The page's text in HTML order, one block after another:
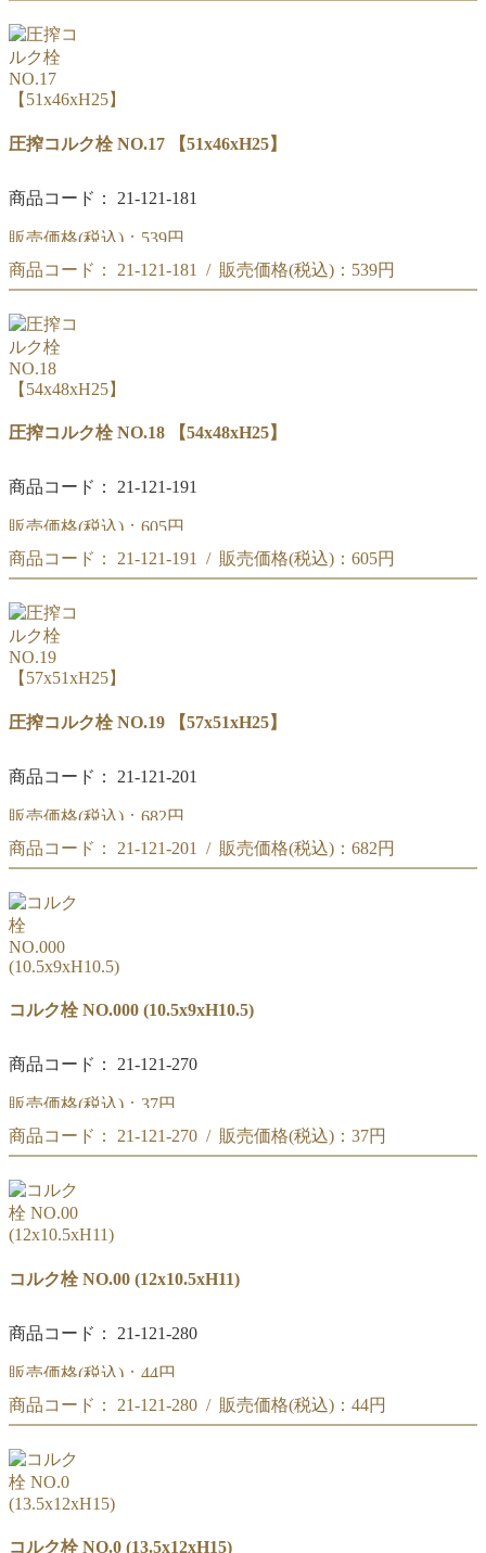
圧搾コルク栓 NO.16
【48x44xH25】
圧搾コルク栓 NO.17 【51x46xH25】
商品コード： 21-121-181
販売価格(税込)： 539円
圧搾コルク栓 NO.17
商品コード： 21-121-181 / 販売価格(税込)： 539円
圧搾コルク栓 NO.17
【51x46xH25】
圧搾コルク栓 NO.18 【54x48xH25】
商品コード： 21-121-191
販売価格(税込)： 605円
圧搾コルク栓 NO.18
商品コード： 21-121-191 / 販売価格(税込)： 605円
圧搾コルク栓 NO.18
【54x48xH25】
圧搾コルク栓 NO.19 【57x51xH25】
商品コード： 21-121-201
販売価格(税込)： 682円
圧搾コルク栓 NO.19
商品コード： 21-121-201 / 販売価格(税込)： 682円
圧搾コルク栓 NO.19
【57x51xH25】
コルク栓 NO.000 (10.5x9xH10.5)
商品コード： 21-121-270
販売価格(税込)： 37円
コルク栓 NO.000
商品コード： 21-121-270 / 販売価格(税込)： 37円
コルク栓 NO.000
(10.5x9xH10.5)
コルク栓 NO.00 (12x10.5xH11)
商品コード： 21-121-280
販売価格(税込)： 44円
コルク栓 NO.00
商品コード： 21-121-280 / 販売価格(税込)： 44円
コルク栓 NO.00
(12x10.5xH11)
コルク栓 NO.0 (13.5x12xH15)